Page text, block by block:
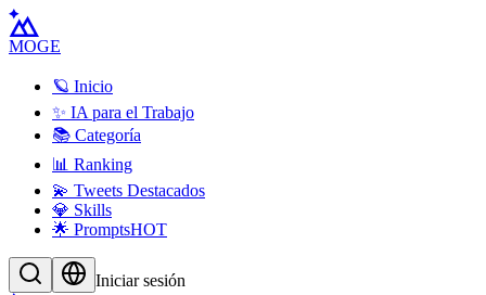
MOGE
🪐 Inicio
✨ IA para el Trabajo
📚 Categoría
📊 Ranking
💫 Tweets Destacados
💎 Skills
🌟 PromptsHOT
Iniciar sesión